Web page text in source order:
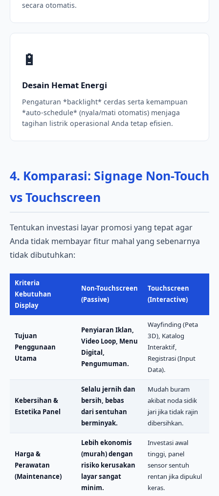
secara otomatis.
🔋
Desain Hemat Energi
Pengaturan *backlight* cerdas serta kemampuan
*auto-schedule* (nyala/mati otomatis) menjaga
tagihan listrik operasional Anda tetap efisien.
4. Komparasi: Signage Non-Touch
vs Touchscreen
Tentukan investasi layar promosi yang tepat agar
Anda tidak membayar fitur mahal yang sebenarnya
tidak dibutuhkan:
Kriteria
Kebutuhan
Display
Non-Touchscreen
(Passive)
Touchscreen
(Interactive)
Tujuan
Penggunaan
Utama
Penyiaran Iklan,
Video Loop, Menu
Digital,
Pengumuman.
Wayfinding (Peta
3D), Katalog
Interaktif,
Registrasi (Input
Data).
Kebersihan &
Estetika Panel
Selalu jernih dan
bersih, bebas
dari sentuhan
berminyak.
Mudah buram
akibat noda sidik
jari jika tidak rajin
dibersihkan.
Harga &
Perawatan
(Maintenance)
Lebih ekonomis
(murah) dengan
risiko kerusakan
layar sangat
minim.
Investasi awal
tinggi, panel
sensor sentuh
rentan jika dipukul
keras.